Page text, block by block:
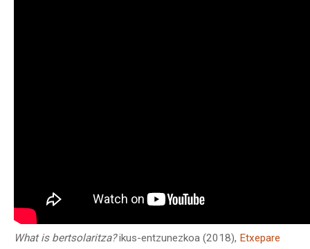
What is bertsolaritza?ikus-entzunezkoa (2018), Etxepare